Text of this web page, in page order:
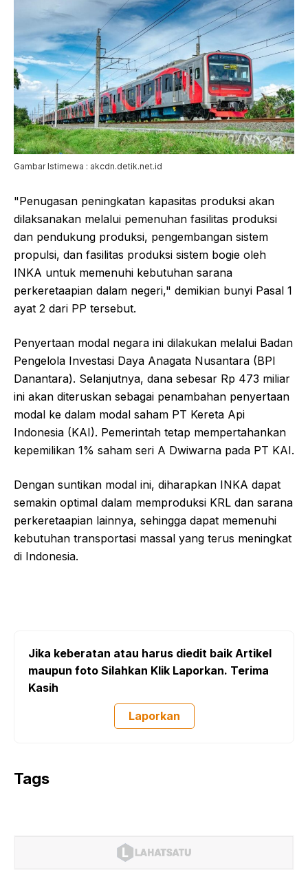
Gambar Istimewa : akcdn.detik.net.id
"Penugasan peningkatan kapasitas produksi akan
dilaksanakan melalui pemenuhan fasilitas produksi
dan pendukung produksi, pengembangan sistem
propulsi, dan fasilitas produksi sistem bogie oleh
INKA untuk memenuhi kebutuhan sarana
perkeretaapian dalam negeri," demikian bunyi Pasal 1
ayat 2 dari PP tersebut.
Penyertaan modal negara ini dilakukan melalui Badan
Pengelola Investasi Daya Anagata Nusantara (BPI
Danantara). Selanjutnya, dana sebesar Rp 473 miliar
ini akan diteruskan sebagai penambahan penyertaan
modal ke dalam modal saham PT Kereta Api
Indonesia (KAI). Pemerintah tetap mempertahankan
kepemilikan 1% saham seri A Dwiwarna pada PT KAI.
Dengan suntikan modal ini, diharapkan INKA dapat
semakin optimal dalam memproduksi KRL dan sarana
perkeretaapian lainnya, sehingga dapat memenuhi
kebutuhan transportasi massal yang terus meningkat
di Indonesia.
Jika keberatan atau harus diedit baik Artikel
maupun foto Silahkan Klik Laporkan. Terima
Kasih
Laporkan
Tags